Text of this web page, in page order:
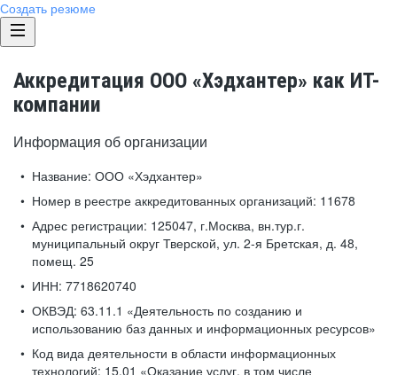
Создать резюме
Аккредитация ООО «Хэдхантер» как ИТ-
компании
Информация об организации
Название: ООО «Хэдхантер»
Номер в реестре аккредитованных организаций: 11678
Адрес регистрации: 125047, г.Москва, вн.тур.г.
муниципальный округ Тверской, ул. 2-я Бретская, д. 48,
помещ. 25
ИНН: 7718620740
ОКВЭД: 63.11.1 «Деятельность по созданию и
использованию баз данных и информационных ресурсов»
Код вида деятельности в области информационных
технологий: 15.01 «Оказание услуг, в том числе